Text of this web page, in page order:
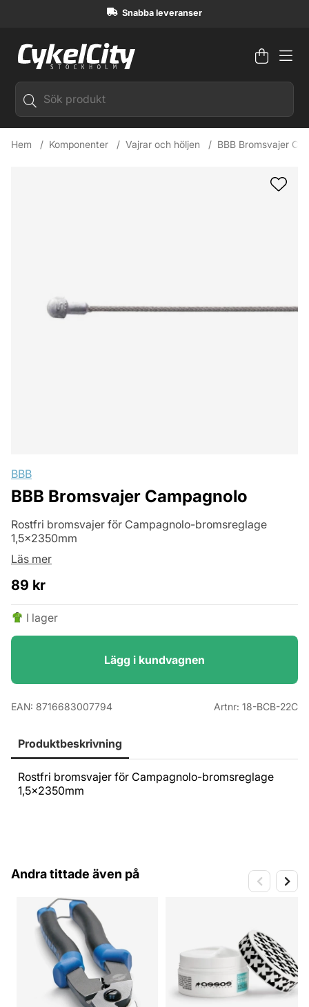
Snabba leveranser
Antal i
.
Hem Komponenter Vajrar och höljen BBB Bromsvajer
BBB
BBB Bromsvajer Campagnolo
Rostfri bromsvajer för Campagnolo-bromsreglage
1,5x2350mm
Läs mer
89 kr
I lager
Lägg i kundvagnen
EAN: 8716683007794 Artnr: 18-BCB-22C
Produktbeskrivning
Rostfri bromsvajer för Campagnolo-bromsreglage
1,5x2350mm
Andra tittade även på